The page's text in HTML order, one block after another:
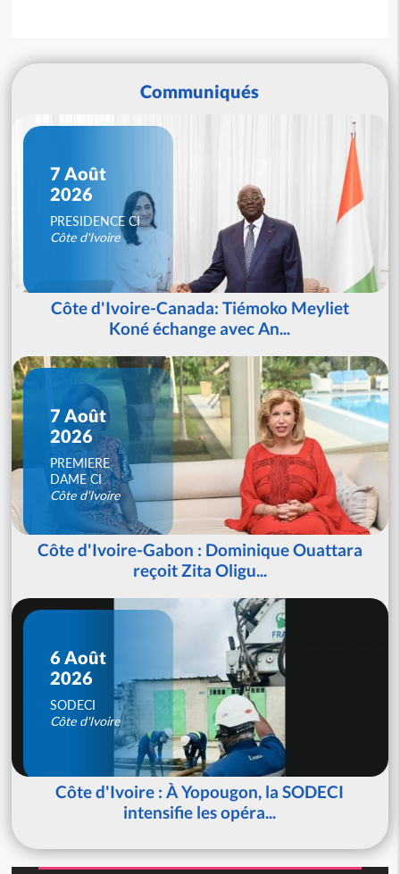
Communiqués
7 Août
2026
PRESIDENCE CI
Côte d'Ivoire
Côte d'Ivoire-Canada: Tiémoko Meyliet
Koné échange avec An...
7 Août
2026
PREMIERE
DAME CI
Côte d'Ivoire
Côte d'Ivoire-Gabon : Dominique Ouattara
reçoit Zita Oligu...
6 Août
2026
SODECI
Côte d'Ivoire
Côte d'Ivoire : À Yopougon, la SODECI
intensifie les opéra...